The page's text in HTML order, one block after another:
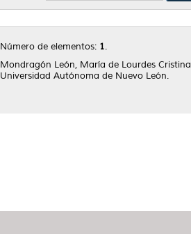
Número de elementos: 1.
Mondragón León, María de Lourdes Cristina
Universidad Autónoma de Nuevo León.